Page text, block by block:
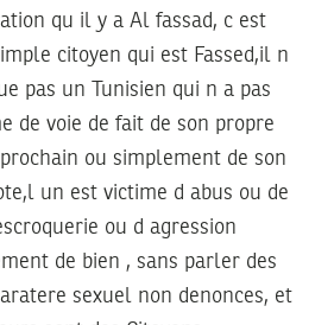
qu il y a Al fassad, c est
citoyen qui est Fassed,il n
pas un Tunisien qui n a pas
de voie de fait de son propre
ou simplement de son
un est victime d abus ou de
ou d agression
de bien , sans parler des
sexuel non denonces, et